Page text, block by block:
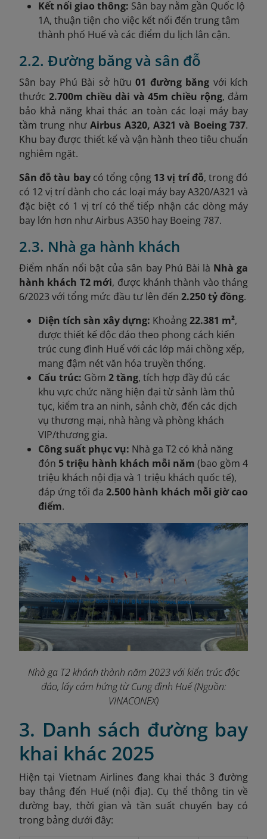
Kết nối giao thông: Sân bay nằm gần Quốc lộ
1A, thuận tiện cho việc kết nối đến trung tâm
thành phố Huế và các điểm du lịch lân cận.
2.2. Đường băng và sân đỗ
Sân bay Phú Bài sở hữu01 đường băng với kích
thước2.700m chiều dài và 45m chiều rộng, đảm
bảo khả năng khai thác an toàn các loại máy bay
tầm trung nhưAirbus A320, A321 và Boeing 737.
Khu bay được thiết kế và vận hành theo tiêu chuẩn
nghiêm ngặt.
Sân đỗ tàu baycó tổng cộng 13 vị trí đỗ, trong đó
có 12 vị trí dành cho các loại máy bay A320/A321 và
đặc biệt có 1 vị trí có thể tiếp nhận các dòng máy
bay lớn hơn như Airbus A350 hay Boeing 787.
2.3. Nhà ga hành khách
Điểm nhấn nổi bật của sân bay Phú Bài là Nhà ga
hành khách T2 mới, được khánh thành vào tháng
6/2023 với tổng mức đầu tư lên đến 2.250 tỷ đồng.
Diện tích sàn xây dựng: Khoảng22.381 m²,
được thiết kế độc đáo theo phong cách kiến
trúc cung đình Huế với các lớp mái chồng xếp,
mang đậm nét văn hóa truyền thống.
Cấu trúc: Gồm 2 tầng, tích hợp đầy đủ các
khu vực chức năng hiện đại từ sảnh làm thủ
tục, kiểm tra an ninh, sảnh chờ, đến các dịch
vụ thương mại, nhà hàng và phòng khách
VIP/thương gia.
Công suất phục vụ: Nhà ga T2 có khả năng
đón 5 triệu hành khách mỗi năm (bao gồm 4
triệu khách nội địa và 1 triệu khách quốc tế),
đáp ứng tối đa 2.500 hành khách mỗi giờ cao
điểm.
Nhà ga T2 khánh thành năm 2023 với kiến trúc độc
đáo, lấy cảm hứng từ Cung đình Huế(Nguồn:
VINACONEX)
3. Danh sách đường bay
khai khác 2025
Hiện tại Vietnam Airlines đang khai thác 3 đường
bay thẳng đến Huế (nội địa). Cụ thể thông tin về
đường bay, thời gian và tần suất chuyến bay có
trong bảng dưới đây: